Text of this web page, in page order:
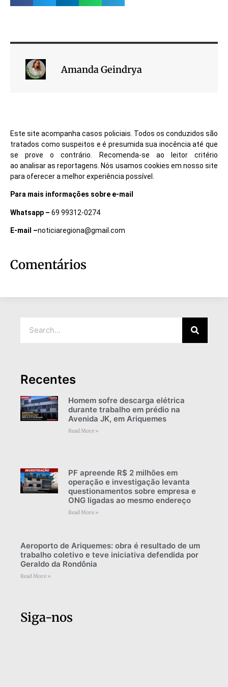
Amanda Geindrya
Este site acompanha casos policiais. Todos os conduzidos são
tratados como suspeitos e é presumida sua inocência até que
se prove o contrário. Recomenda-se ao leitor critério
ao analisar as reportagens. Nós usamos cookies em nosso site
para oferecer a melhor experiência possível.
Para mais informações sobre e-mail
Whatsapp – 69 99312-0274
E-mail –noticiaregiona@gmail.com
Comentários
Recentes
Homem sofre descarga elétrica
durante trabalho em prédio na
Avenida JK, em Ariquemes
Read More »
PF apreende R$ 2 milhões em
operação e investigação levanta
questionamentos sobre empresa e
ONG ligadas ao mesmo endereço
Read More »
Aeroporto de Ariquemes: obra é resultado de um
trabalho coletivo e teve iniciativa defendida por
Geraldo da Rondônia
Read More »
Siga-nos